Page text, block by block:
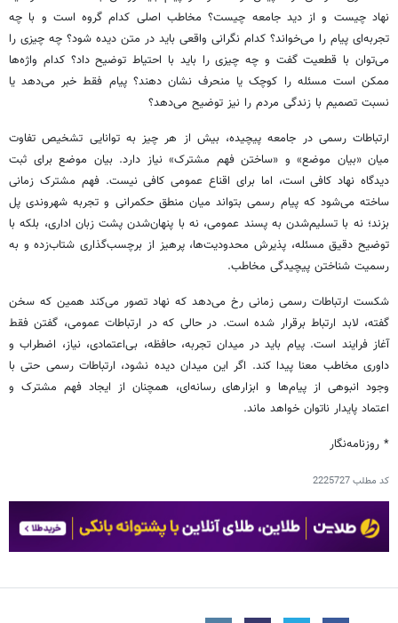
نهاد چیست و از دید جامعه چیست؟ مخاطب اصلی کدام گروه است و با چه
تجربه‌ای پیام را می‌خواند؟ کدام نگرانی واقعی باید در متن دیده شود؟ چه چیزی را
می‌توان با قطعیت گفت و چه چیزی را باید با احتیاط توضیح داد؟ کدام واژه‌ها
ممکن است مسئله را کوچک یا منحرف نشان دهند؟ پیام فقط خبر می‌دهد یا
نسبت تصمیم با زندگی مردم را نیز توضیح می‌دهد؟
ارتباطات رسمی در جامعه پیچیده، بیش از هر چیز به توانایی تشخیص تفاوت
میان «بیان موضع» و «ساختن فهم مشترک» نیاز دارد. بیان موضع برای ثبت
دیدگاه نهاد کافی است، اما برای اقناع عمومی کافی نیست. فهم مشترک زمانی
ساخته می‌شود که پیام رسمی بتواند میان منطق حکمرانی و تجربه شهروندی پل
بزند؛ نه با تسلیم‌شدن به پسند عمومی، نه با پنهان‌شدن پشت زبان اداری، بلکه با
توضیح دقیق مسئله، پذیرش محدودیت‌ها، پرهیز از برچسب‌گذاری شتاب‌زده و به
رسمیت شناختن پیچیدگی مخاطب.
شکست ارتباطات رسمی زمانی رخ می‌دهد که نهاد تصور می‌کند همین که سخن
گفته، لابد ارتباط برقرار شده است. در حالی که در ارتباطات عمومی، گفتن فقط
آغاز فرایند است. پیام باید در میدان تجربه، حافظه، بی‌اعتمادی، نیاز، اضطراب و
داوری مخاطب معنا پیدا کند. اگر این میدان دیده نشود، ارتباطات رسمی حتی با
وجود انبوهی از پیام‌ها و ابزارهای رسانه‌ای، همچنان از ایجاد فهم مشترک و
اعتماد پایدار ناتوان خواهد ماند.
* روزنامه‌نگار
کد مطلب2225727